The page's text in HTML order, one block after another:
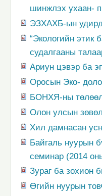
шинжлэх ухаан-
ЭЗХАХБ-ын
“Экологийн этик
судалгааны
Ариун цэвэр ба
Оросын Эко-
БОНХЯ-ны
Олон улсын
Хил дамнасан
Байгаль нуурын
семинар (2014
Зураг ба зохион
Өгийн нуурын